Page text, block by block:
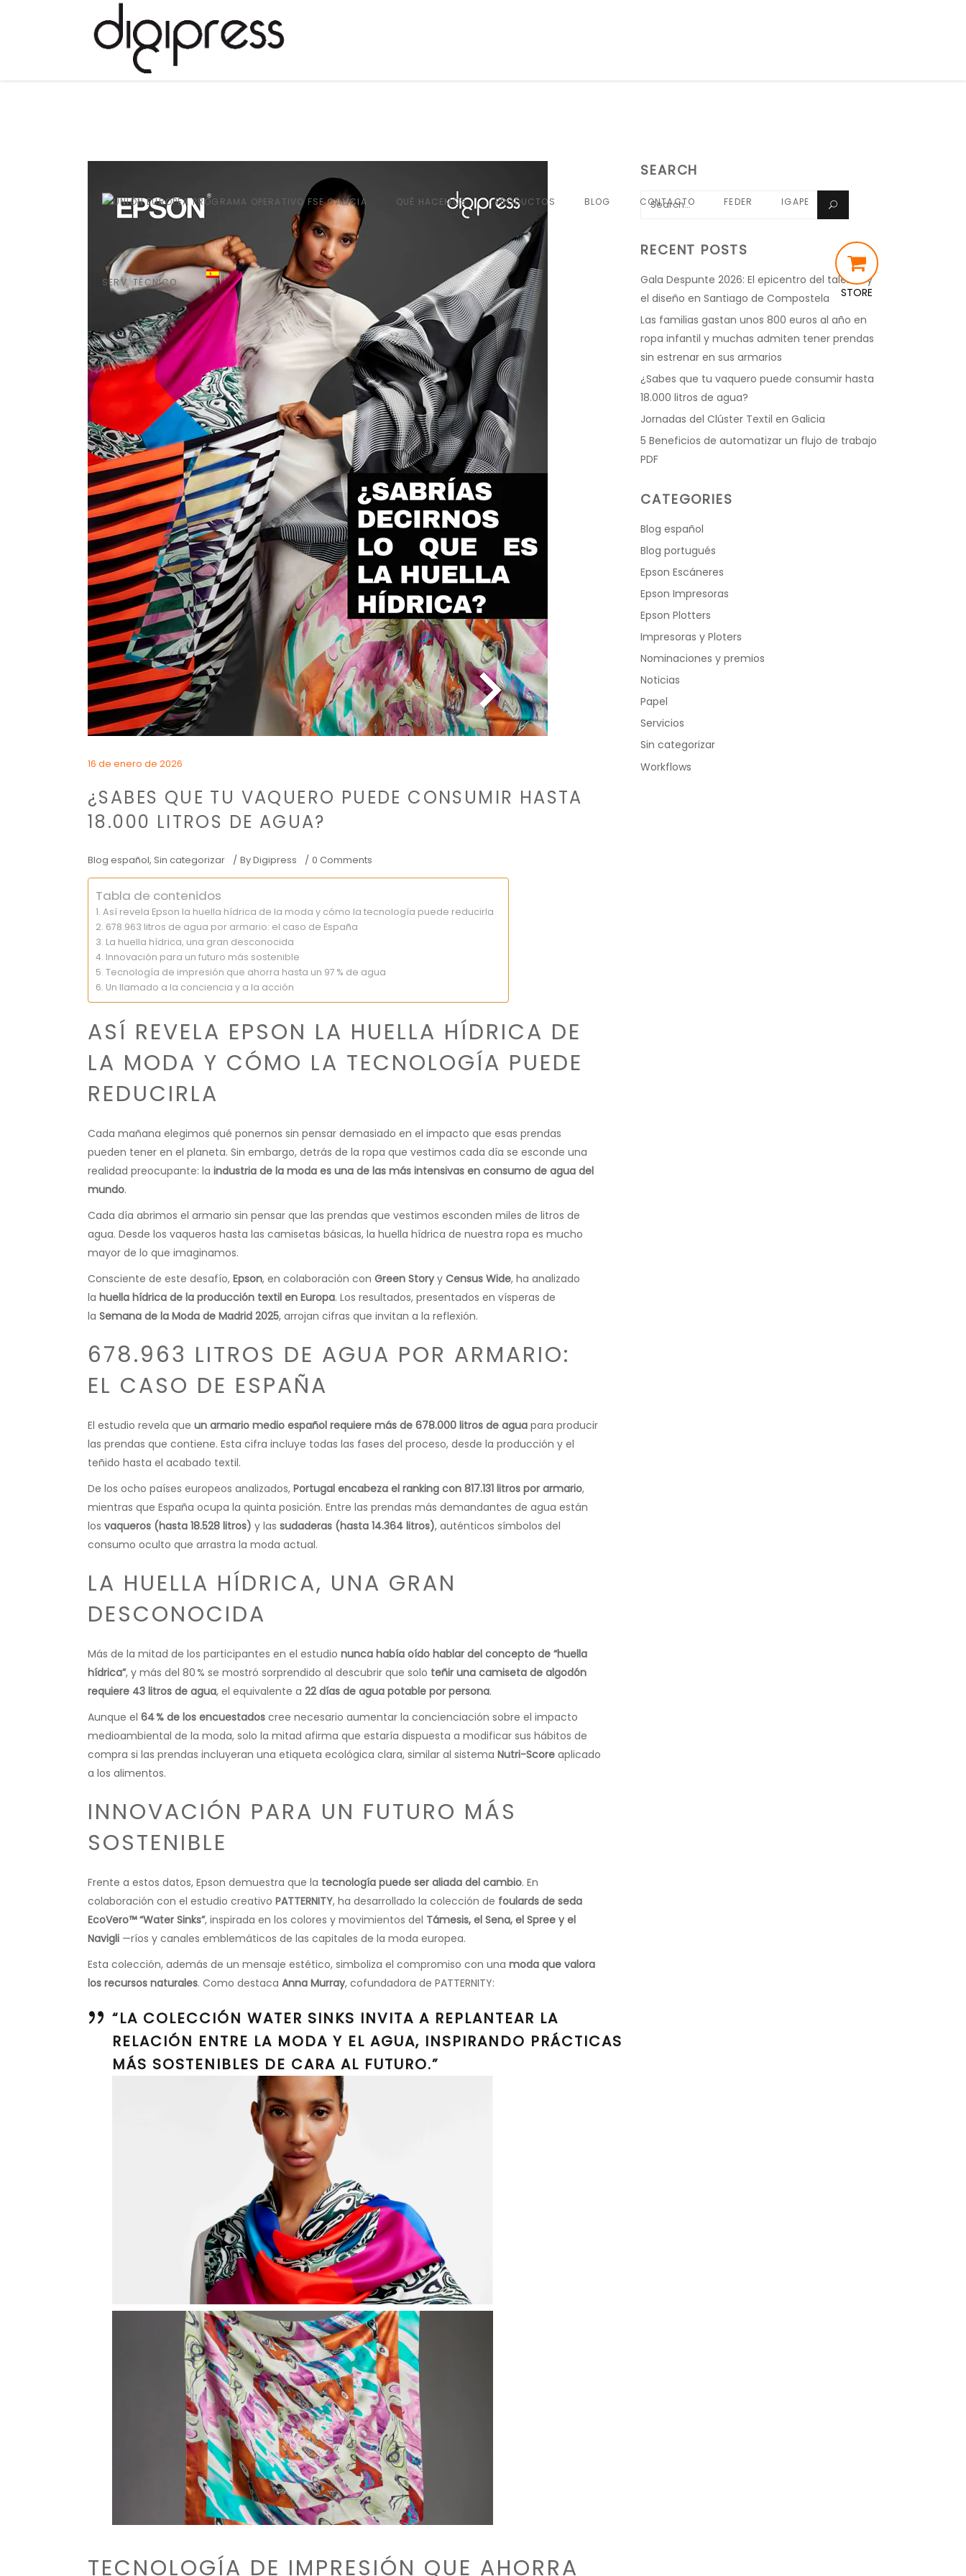
QUÉ HACEMOS PRODUCTOS BLOG CONTACTO FEDER IGAPE
SERV. TÉCNICO
STORE
16 de enero de 2026
¿SABES QUE TU VAQUERO PUEDE CONSUMIR HASTA
18.000 LITROS DE AGUA?
Blog español, Sin categorizar ByDigipress 0 Comments
Tabla de contenidos
Así revela Epson la huella hídrica de la moda y cómo la tecnología puede reducirla
678.963 litros de agua por armario: el caso de España
La huella hídrica, una gran desconocida
Innovación para un futuro más sostenible
Tecnología de impresión que ahorra hasta un 97 % de agua
Un llamado a la conciencia y a la acción
ASÍ REVELA EPSON LA HUELLA HÍDRICA DE
LA MODA Y CÓMO LA TECNOLOGÍA PUEDE
REDUCIRLA
Cada mañana elegimos qué ponernos sin pensar demasiado en el impacto que esas prendas
pueden tener en el planeta. Sin embargo, detrás de la ropa que vestimos cada día se esconde una
realidad preocupante: la industria de la moda es una de las más intensivas en consumo de agua del
mundo.
Cada día abrimos el armario sin pensar que las prendas que vestimos esconden miles de litros de
agua. Desde los vaqueros hasta las camisetas básicas, la huella hídrica de nuestra ropa es mucho
mayor de lo que imaginamos.
Consciente de este desafío, Epson, en colaboración con Green Story y Census Wide, ha analizado
la huella hídrica de la producción textil en Europa. Los resultados, presentados en vísperas de
la Semana de la Moda de Madrid 2025, arrojan cifras que invitan a la reflexión.
678.963 LITROS DE AGUA POR ARMARIO:
EL CASO DE ESPAÑA
El estudio revela que un armario medio español requiere más de 678.000 litros de agua para producir
las prendas que contiene. Esta cifra incluye todas las fases del proceso, desde la producción y el
teñido hasta el acabado textil.
De los ocho países europeos analizados, Portugal encabeza el ranking con 817.131 litros por armario,
mientras que España ocupa la quinta posición. Entre las prendas más demandantes de agua están
los vaqueros (hasta 18.528 litros) y las sudaderas (hasta 14.364 litros), auténticos símbolos del
consumo oculto que arrastra la moda actual.
LA HUELLA HÍDRICA, UNA GRAN
DESCONOCIDA
Más de la mitad de los participantes en el estudio nunca había oído hablar del concepto de “huella
hídrica”, y más del 80 % se mostró sorprendido al descubrir que solo teñir una camiseta de algodón
requiere 43 litros de agua, el equivalente a 22 días de agua potable por persona.
Aunque el 64 % de los encuestados cree necesario aumentar la concienciación sobre el impacto
medioambiental de la moda, solo la mitad afirma que estaría dispuesta a modificar sus hábitos de
compra si las prendas incluyeran una etiqueta ecológica clara, similar al sistema Nutri-Score aplicado
a los alimentos.
INNOVACIÓN PARA UN FUTURO MÁS
SOSTENIBLE
Frente a estos datos, Epson demuestra que la tecnología puede ser aliada del cambio. En
colaboración con el estudio creativo PATTERNITY, ha desarrollado la colección de foulards de seda
EcoVero™ “Water Sinks”, inspirada en los colores y movimientos del Támesis, el Sena, el Spree y el
Navigli —ríos y canales emblemáticos de las capitales de la moda europea.
Esta colección, además de un mensaje estético, simboliza el compromiso con una moda que valora
los recursos naturales. Como destaca Anna Murray, cofundadora de PATTERNITY:
“LA COLECCIÓN WATER SINKS INVITA A REPLANTEAR LA
RELACIÓN ENTRE LA MODA Y EL AGUA, INSPIRANDO PRÁCTICAS
MÁS SOSTENIBLES DE CARA AL FUTURO.”
TECNOLOGÍA DE IMPRESIÓN QUE AHORRA
SEARCH
Search
RECENT POSTS
Gala Despunte 2026: El epicentro del talento y
el diseño en Santiago de Compostela
Las familias gastan unos 800 euros al año en
ropa infantil y muchas admiten tener prendas
sin estrenar en sus armarios
¿Sabes que tu vaquero puede consumir hasta
18.000 litros de agua?
Jornadas del Clúster Textil en Galicia
5 Beneficios de automatizar un flujo de trabajo
PDF
CATEGORIES
Blog español
Blog portugués
Epson Escáneres
Epson Impresoras
Epson Plotters
Impresoras y Ploters
Nominaciones y premios
Noticias
Papel
Servicios
Sin categorizar
Workflows